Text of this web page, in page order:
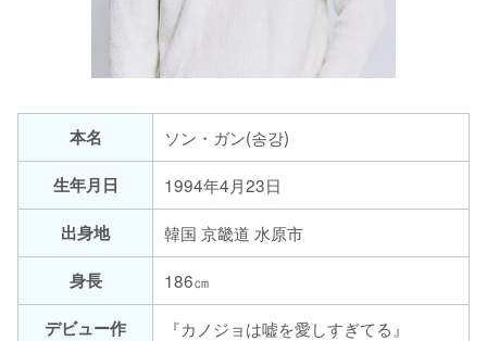
本名
ソン・ガン(송강)
生年月日
1994年4月23日
出身地
韓国 京畿道 水原市
身長
186㎝
デビュー作
『カノジョは嘘を愛しすぎてる』